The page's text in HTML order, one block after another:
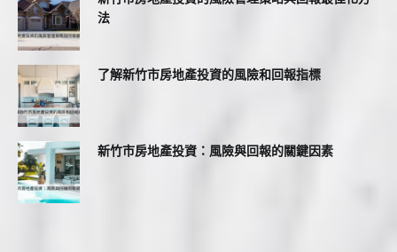
法
了解新竹市房地產投資的風險和回報指標
新竹市房地產投資：風險與回報的關鍵因素